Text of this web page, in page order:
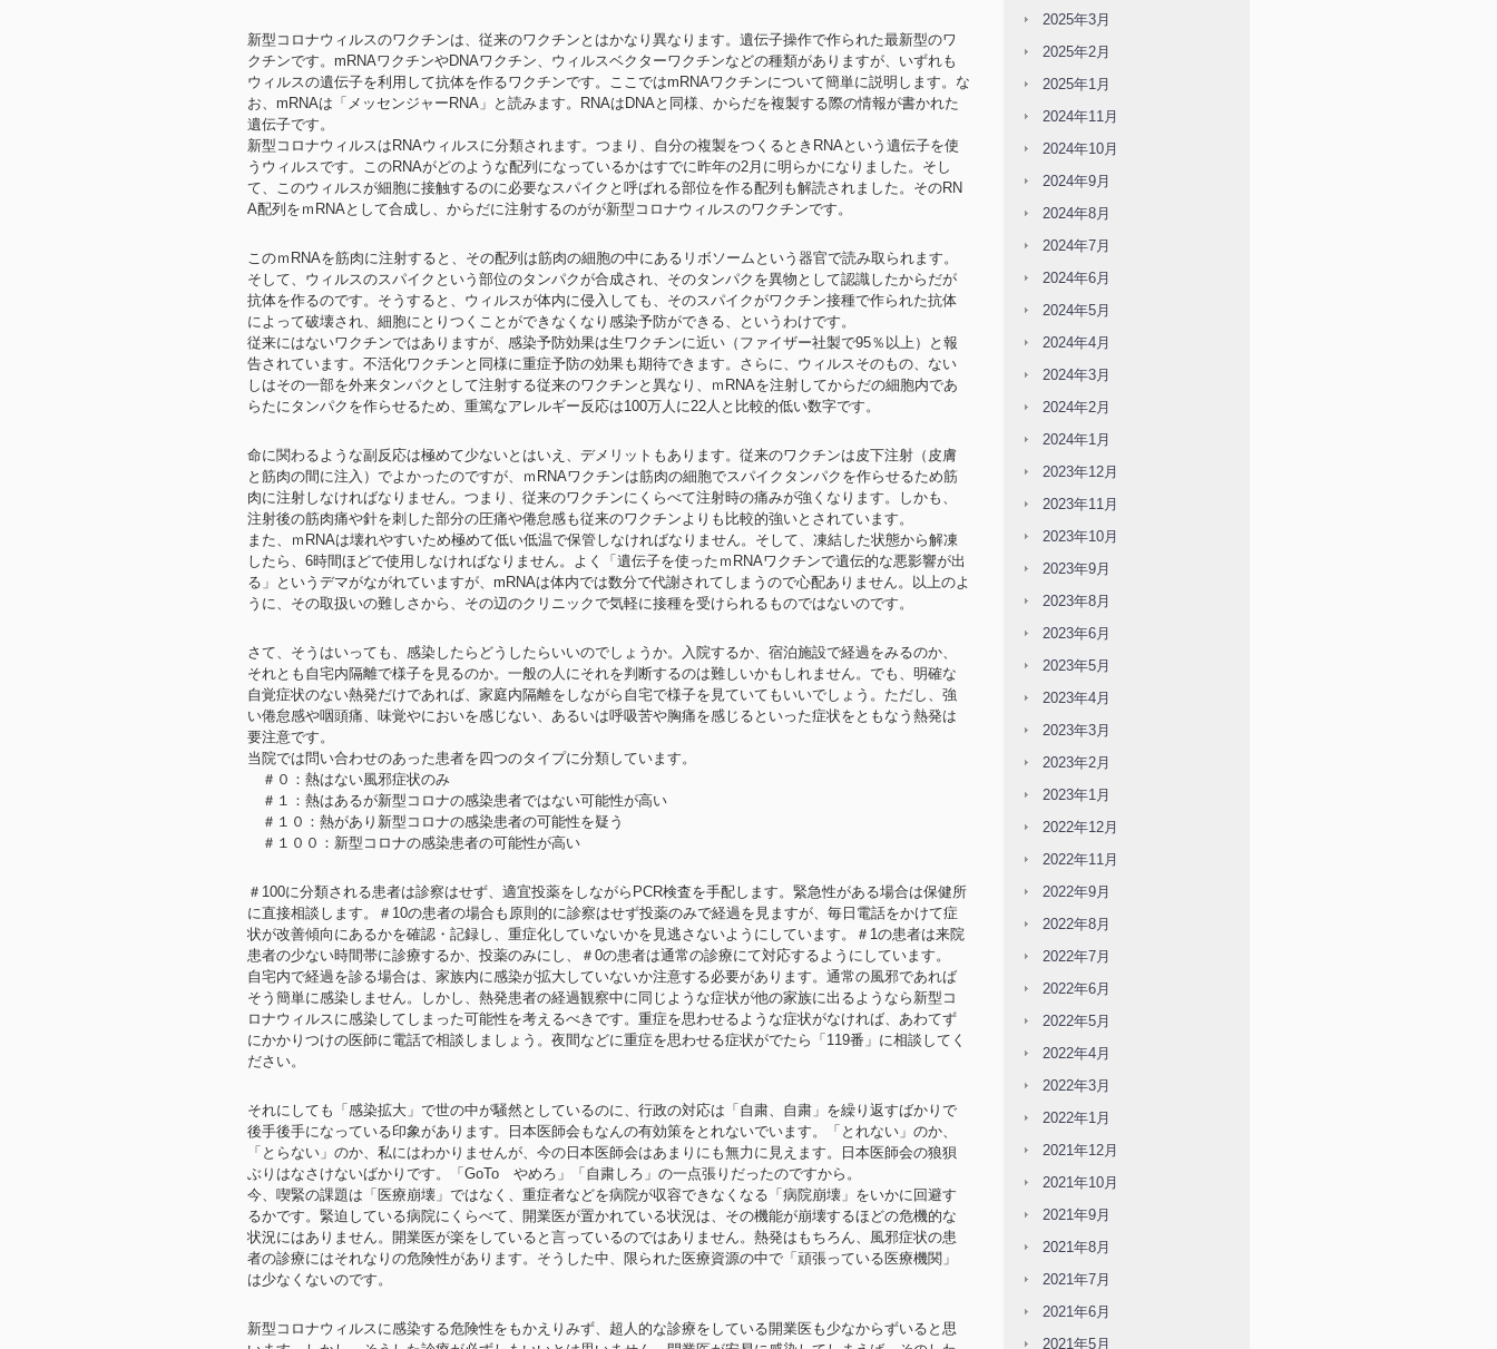
新型コロナウィルスのワクチンは、従来のワクチンとはかなり異なります。遺伝子操作で作られた最新型のワ
クチンです。mRNAワクチンやDNAワクチン、ウィルスベクターワクチンなどの種類がありますが、いずれも
ウィルスの遺伝子を利用して抗体を作るワクチンです。ここではmRNAワクチンについて簡単に説明します。な
お、mRNAは「メッセンジャーRNA」と読みます。RNAはDNAと同様、からだを複製する際の情報が書かれた
遺伝子です。
新型コロナウィルスはRNAウィルスに分類されます。つまり、自分の複製をつくるときRNAという遺伝子を使
うウィルスです。このRNAがどのような配列になっているかはすでに昨年の2月に明らかになりました。そし
て、このウィルスが細胞に接触するのに必要なスパイクと呼ばれる部位を作る配列も解読されました。そのRN
A配列をｍRNAとして合成し、からだに注射するのがが新型コロナウィルスのワクチンです。
このｍRNAを筋肉に注射すると、その配列は筋肉の細胞の中にあるリボソームという器官で読み取られます。
そして、ウィルスのスパイクという部位のタンパクが合成され、そのタンパクを異物として認識したからだが
抗体を作るのです。そうすると、ウィルスが体内に侵入しても、そのスパイクがワクチン接種で作られた抗体
によって破壊され、細胞にとりつくことができなくなり感染予防ができる、というわけです。
従来にはないワクチンではありますが、感染予防効果は生ワクチンに近い（ファイザー社製で95％以上）と報
告されています。不活化ワクチンと同様に重症予防の効果も期待できます。さらに、ウィルスそのもの、ない
しはその一部を外来タンパクとして注射する従来のワクチンと異なり、ｍRNAを注射してからだの細胞内であ
らたにタンパクを作らせるため、重篤なアレルギー反応は100万人に22人と比較的低い数字です。
命に関わるような副反応は極めて少ないとはいえ、デメリットもあります。従来のワクチンは皮下注射（皮膚
と筋肉の間に注入）でよかったのですが、ｍRNAワクチンは筋肉の細胞でスパイクタンパクを作らせるため筋
肉に注射しなければなりません。つまり、従来のワクチンにくらべて注射時の痛みが強くなります。しかも、
注射後の筋肉痛や針を刺した部分の圧痛や倦怠感も従来のワクチンよりも比較的強いとされています。
また、ｍRNAは壊れやすいため極めて低い低温で保管しなければなりません。そして、凍結した状態から解凍
したら、6時間ほどで使用しなければなりません。よく「遺伝子を使ったｍRNAワクチンで遺伝的な悪影響が出
る」というデマがながれていますが、mRNAは体内では数分で代謝されてしまうので心配ありません。以上のよ
うに、その取扱いの難しさから、その辺のクリニックで気軽に接種を受けられるものではないのです。
さて、そうはいっても、感染したらどうしたらいいのでしょうか。入院するか、宿泊施設で経過をみるのか、
それとも自宅内隔離で様子を見るのか。一般の人にそれを判断するのは難しいかもしれません。でも、明確な
自覚症状のない熱発だけであれば、家庭内隔離をしながら自宅で様子を見ていてもいいでしょう。ただし、強
い倦怠感や咽頭痛、味覚やにおいを感じない、あるいは呼吸苦や胸痛を感じるといった症状をともなう熱発は
要注意です。
当院では問い合わせのあった患者を四つのタイプに分類しています。
＃０：熱はない風邪症状のみ
＃１：熱はあるが新型コロナの感染患者ではない可能性が高い
＃１０：熱があり新型コロナの感染患者の可能性を疑う
＃１００：新型コロナの感染患者の可能性が高い
＃100に分類される患者は診察はせず、適宜投薬をしながらPCR検査を手配します。緊急性がある場合は保健所
に直接相談します。＃10の患者の場合も原則的に診察はせず投薬のみで経過を見ますが、毎日電話をかけて症
状が改善傾向にあるかを確認・記録し、重症化していないかを見逃さないようにしています。＃1の患者は来院
患者の少ない時間帯に診療するか、投薬のみにし、＃0の患者は通常の診療にて対応するようにしています。
自宅内で経過を診る場合は、家族内に感染が拡大していないか注意する必要があります。通常の風邪であれば
そう簡単に感染しません。しかし、熱発患者の経過観察中に同じような症状が他の家族に出るようなら新型コ
ロナウィルスに感染してしまった可能性を考えるべきです。重症を思わせるような症状がなければ、あわてず
にかかりつけの医師に電話で相談しましょう。夜間などに重症を思わせる症状がでたら「119番」に相談してく
ださい。
それにしても「感染拡大」で世の中が騒然としているのに、行政の対応は「自粛、自粛」を繰り返すばかりで
後手後手になっている印象があります。日本医師会もなんの有効策をとれないでいます。「とれない」のか、
「とらない」のか、私にはわかりませんが、今の日本医師会はあまりにも無力に見えます。日本医師会の狼狽
ぶりはなさけないばかりです。「GoTo やめろ」「自粛しろ」の一点張りだったのですから。
今、喫緊の課題は「医療崩壊」ではなく、重症者などを病院が収容できなくなる「病院崩壊」をいかに回避す
るかです。緊迫している病院にくらべて、開業医が置かれている状況は、その機能が崩壊するほどの危機的な
状況にはありません。開業医が楽をしていると言っているのではありません。熱発はもちろん、風邪症状の患
者の診療にはそれなりの危険性があります。そうした中、限られた医療資源の中で「頑張っている医療機関」
は少なくないのです。
新型コロナウィルスに感染する危険性をもかえりみず、超人的な診療をしている開業医も少なからずいると思
2025年3月
2025年2月
2025年1月
2024年11月
2024年10月
2024年9月
2024年8月
2024年7月
2024年6月
2024年5月
2024年4月
2024年3月
2024年2月
2024年1月
2023年12月
2023年11月
2023年10月
2023年9月
2023年8月
2023年6月
2023年5月
2023年4月
2023年3月
2023年2月
2023年1月
2022年12月
2022年11月
2022年9月
2022年8月
2022年7月
2022年6月
2022年5月
2022年4月
2022年3月
2022年1月
2021年12月
2021年10月
2021年9月
2021年8月
2021年7月
2021年6月
2021年5月